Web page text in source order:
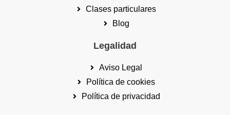
Clases particulares
Blog
Legalidad
Aviso Legal
Política de cookies
Política de privacidad